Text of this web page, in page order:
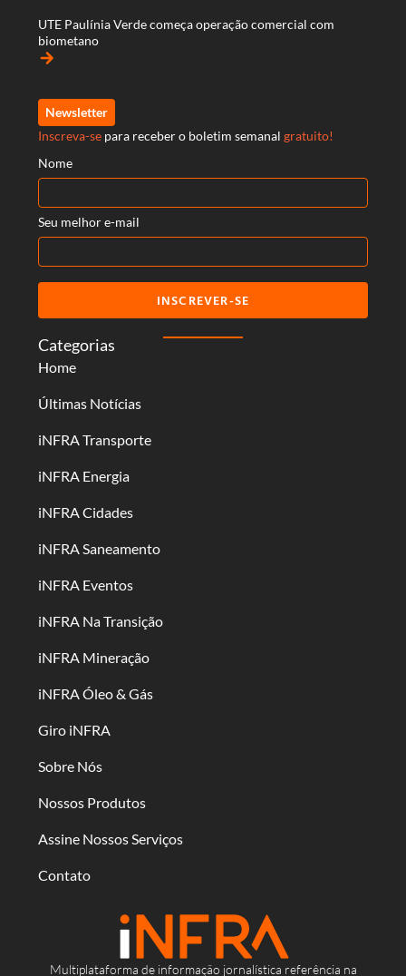
Multiplataforma de informação jornalística referência na
Categorias
Home
Últimas Notícias
iNFRA Transporte
iNFRA Energia
iNFRA Cidades
iNFRA Saneamento
iNFRA Eventos
iNFRA Na Transição
iNFRA Mineração
iNFRA Óleo & Gás
Giro iNFRA
Sobre Nós
Nossos Produtos
Assine Nossos Serviços
Contato
UTE Paulínia Verde começa operação comercial com
biometano
arrow_forward
Newsletter
Inscreva-se para receber o boletim semanal gratuito!
Nome
Seu melhor e-mail
INSCREVER-SE